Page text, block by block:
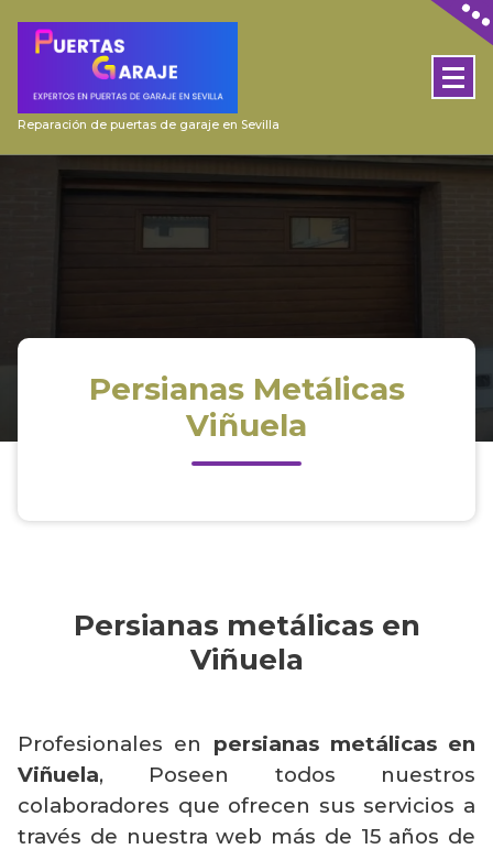
Reparación de puertas de garaje en Sevilla
Persianas Metálicas
Viñuela
Persianas metálicas en
Viñuela
Profesionales en persianas metálicas en
Viñuela, Poseen todos nuestros
colaboradores que ofrecen sus servicios a
través de nuestra web más de 15 años de